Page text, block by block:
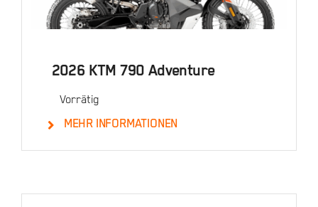
2026 KTM 790 Adventure
Vorrätig
MEHR INFORMATIONEN